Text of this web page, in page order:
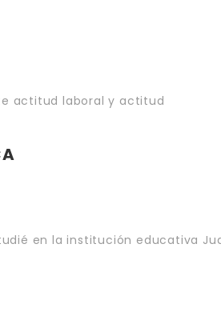
actitud laboral y actitud
en la institución educativa